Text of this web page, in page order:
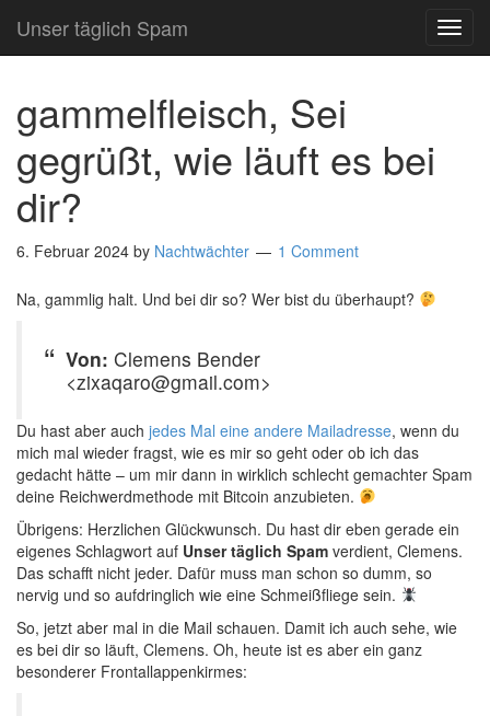
Unser täglich Spam
gammelfleisch, Sei
gegrüßt, wie läuft es bei
dir?
6. Februar 2024 by Nachtwächter 1 Comment
Na, gammlig halt. Und bei dir so? Wer bist du überhaupt?
Von: Clemens Bender
<zixaqaro@gmail.com>
Du hast aber auch jedes Mal eine andere Mailadresse, wenn du
mich mal wieder fragst, wie es mir so geht oder ob ich das
gedacht hätte – um mir dann in wirklich schlecht gemachter Spam
deine Reichwerdmethode mit Bitcoin anzubieten.
Übrigens: Herzlichen Glückwunsch. Du hast dir eben gerade ein
eigenes Schlagwort auf Unser täglich Spam verdient, Clemens.
Das schafft nicht jeder. Dafür muss man schon so dumm, so
nervig und so aufdringlich wie eine Schmeißfliege sein.
So, jetzt aber mal in die Mail schauen. Damit ich auch sehe, wie
es bei dir so läuft, Clemens. Oh, heute ist es aber ein ganz
besonderer Frontallappenkirmes: